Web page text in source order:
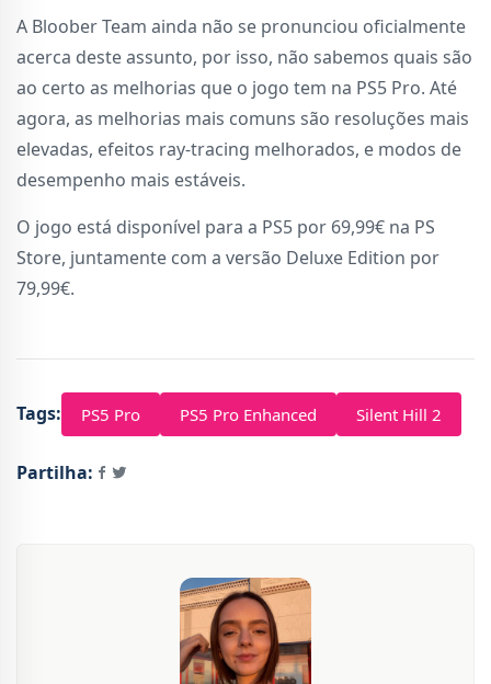
A Bloober Team ainda não se pronunciou oficialmente
acerca deste assunto, por isso, não sabemos quais são
ao certo as melhorias que o jogo tem na PS5 Pro. Até
agora, as melhorias mais comuns são resoluções mais
elevadas, efeitos ray-tracing melhorados, e modos de
desempenho mais estáveis.
O jogo está disponível para a PS5 por 69,99€ na PS
Store, juntamente com a versão Deluxe Edition por
79,99€.
Tags: PS5 Pro PS5 Pro Enhanced Silent Hill 2
Partilha: